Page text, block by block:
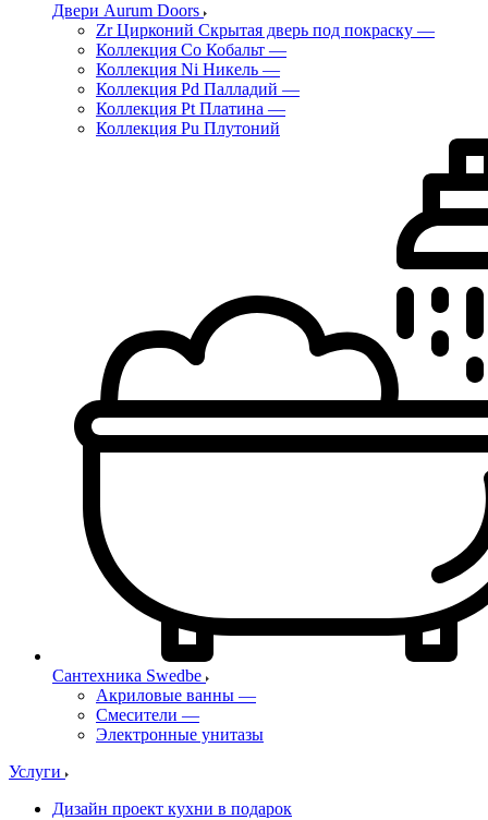
Двери Aurum Doors
Zr Цирконий Скрытая дверь под покраску —
Коллекция Co Кобальт —
Коллекция Ni Никель —
Коллекция Pd Палладий —
Коллекция Pt Платина —
Коллекция Pu Плутоний
Сантехника Swedbe
Акриловые ванны —
Смесители —
Электронные унитазы
Услуги
Дизайн проект кухни в подарок